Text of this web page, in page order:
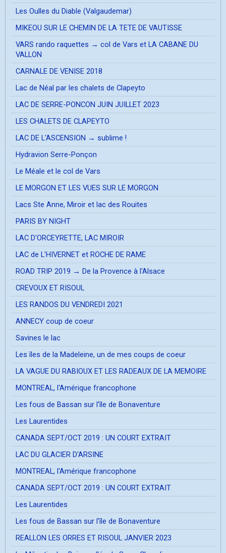
Les Oulles du Diable (Valgaudemar)
MIKEOU SUR LE CHEMIN DE LA TETE DE VAUTISSE
VARS rando raquettes → col de Vars et LA CABANE DU
VALLON
CARNALE DE VENISE 2018
Lac de Néal par les chalets de Clapeyto
LAC DE SERRE-PONCON JUIN JUILLET 2023
LES CHALETS DE CLAPEYTO
LAC DE L'ASCENSION → sublime !
Hydravion Serre-Ponçon
Le Méale et le col de Vars
LE MORGON ET LES VUES SUR LE MORGON
Lacs Ste Anne, Miroir et lac des Rouites
PARIS BY NIGHT
LAC D'ORCEYRETTE, LAC MIROIR
LAC de L'HIVERNET et ROCHE DE RAME
ROAD TRIP 2019 → De la Provence à l'Alsace
CREVOUX ET RISOUL
LES RANDOS DU VENDREDI 2021
ANNECY coup de coeur
Savines le lac
Les îles de la Madeleine, un de mes coups de coeur
LA VAGUE DU RABIOUX ET LES RADEAUX DE LA MEMOIRE
MONTREAL, l'Amérique francophone
Les fous de Bassan sur l'île de Bonaventure
Les Laurentides
CANADA SEPT/OCT 2019 : UN COURT EXTRAIT
LAC DU GLACIER D'ARSINE
MONTREAL, l'Amérique francophone
CANADA SEPT/OCT 2019 : UN COURT EXTRAIT
Les Laurentides
Les fous de Bassan sur l'île de Bonaventure
REALLON LES ORRES ET RISOUL JANVIER 2023